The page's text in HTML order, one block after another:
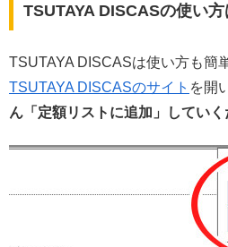
TSUTAYA DISCASの使い方
TSUTAYA DISCASは使い方も簡
TSUTAYA DISCASのサイト を開
ん「定額リストに追加」していく